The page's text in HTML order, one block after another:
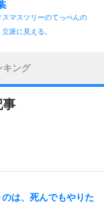
スマスツリーのてっぺんの
派に見える。
キング
事
は、死んでもやりた